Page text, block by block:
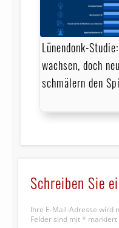
Lünendonk-
wachsen, doch
schmälern den
Schreiben Sie
Ihre E-Mail-Adresse wird
Felder sind mit * markiert